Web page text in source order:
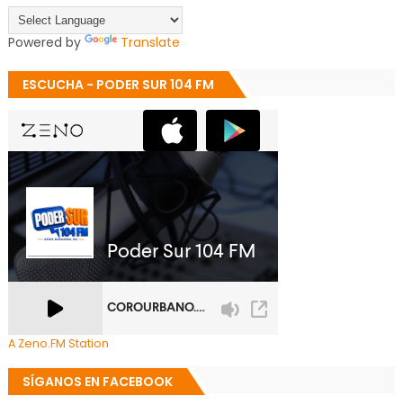
Powered by Translate
ESCUCHA - PODER SUR 104 FM
A Zeno.FM Station
SÍGANOS EN FACEBOOK